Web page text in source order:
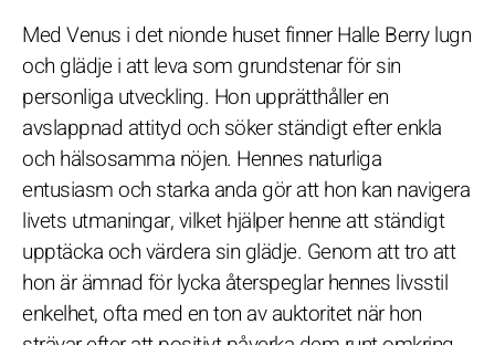
Med Venus i det nionde huset finner Halle Berry lugn
och glädje i att leva som grundstenar för sin
personliga utveckling. Hon upprätthåller en
avslappnad attityd och söker ständigt efter enkla
och hälsosamma nöjen. Hennes naturliga
entusiasm och starka anda gör att hon kan navigera
livets utmaningar, vilket hjälper henne att ständigt
upptäcka och värdera sin glädje. Genom att tro att
hon är ämnad för lycka återspeglar hennes livsstil
enkelhet, ofta med en ton av auktoritet när hon